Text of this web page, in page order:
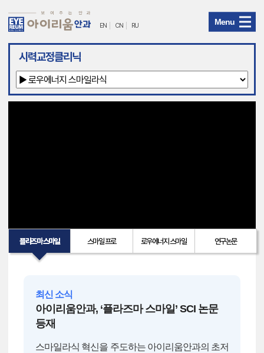
아
리
EN CN RU Menu
시력교정클리닉
플라즈마 스마일 스마일 프로 로우에너지 스마일 연구논문
최신 소식
아이리움안과, ‘플라즈마 스마일’ SCI 논문
등재
스마일라식 혁신을 주도하는 아이리움안과의 초저